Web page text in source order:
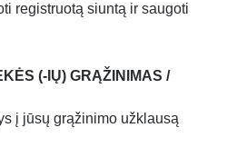
registruotą siuntą ir saugoti
(-IŲ) GRĄŽINIMAS /
į jūsų grąžinimo užklausą